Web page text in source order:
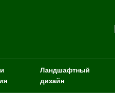
Ландшафтный
дизайн